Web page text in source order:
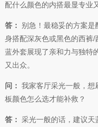
配什么颜色的内搭最显专业
答：
别急！最稳妥的方案
身搭配深灰色或黑色的西裤
蓝外套展现了亲和力与独特
又出众。
问： 我家客厅采光一般，
板颜色怎么选才能补救？
答： 采光一般的话，建议天